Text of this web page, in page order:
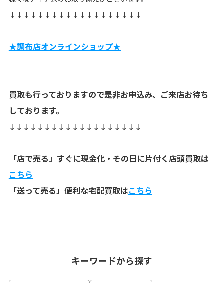
↓↓↓↓↓↓↓↓↓↓↓↓↓↓↓↓↓↓↓
★調布店オンラインショップ★
買取も行っておりますので是非お申込み、ご来店お待ち
しております。
↓↓↓↓↓↓↓↓↓↓↓↓↓↓↓↓↓↓↓
「店で売る」すぐに現金化・その日に片付く店頭買取は
こちら
「送って売る」便利な宅配買取はこちら
キーワードから探す